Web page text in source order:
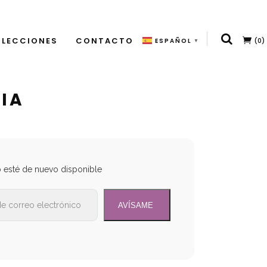
CONTACTO ESPAÑOL ▼ (0)
esté de nuevo disponible